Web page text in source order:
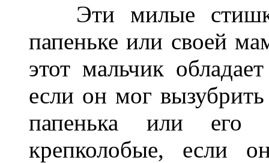
Эти милые стишки
папеньке или своей
этот мальчик
если он мог
папенька или
крепколобые, если